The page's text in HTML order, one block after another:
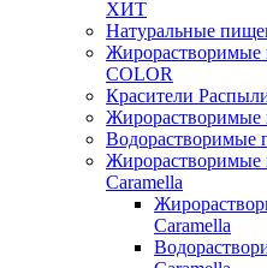
ХИТ
Натуральные
Жирорастворимые
COLOR
Красители
Жирорастворимые
Водорастворимые
Жирорастворимые
Caramella
Caramella